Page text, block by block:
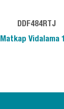
DDF484RTJ
Matkap Vidalama